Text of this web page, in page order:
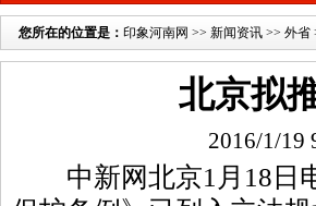
您所在的位置是： 印象河南网 >> 新闻资讯 >> 外省
北京拟
2016/1/19
中新网北京1月18日电